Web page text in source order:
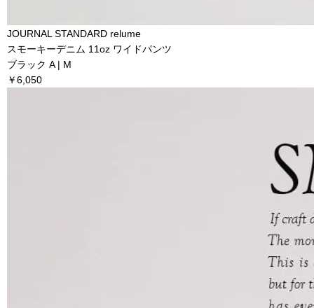
JOURNAL STANDARD relume
スモーキーデニム 11oz ワイドパンツ
ブラック A | M
￥6,050